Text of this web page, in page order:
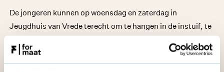
De jongeren kunnen op woensdag en zaterdag in
Jeugdhuis van Vrede terecht om te hangen in de instuif, te
spelen. “Als we activiteiten organiseren wordt de invulling
daarvan meebepaald door de jongeren”, vertelt Mustafa.